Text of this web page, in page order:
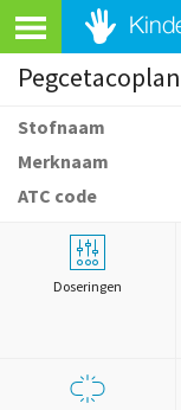
Pegcetacoplan
Stofnaam
Merknaam
ATC code
Doseringen